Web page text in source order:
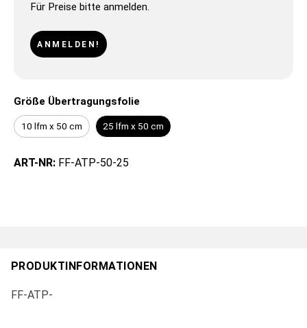
Für Preise bitte anmelden.
ANMELDEN!
Größe Übertragungsfolie
10 lfm x 50 cm 25 lfm x 50 cm
ART-NR: FF-ATP-50-25
PRODUKTINFORMATIONEN
FF-ATP-